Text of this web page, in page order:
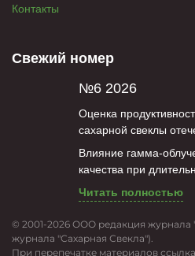
Контакты
Свежий номер
№6 2026
Оценка
сахарной свеклы
Влияние гамма-
качества при
Читать полностью
© 2001-2026 ООО редакция журнала
журнала "Сахарная Свекла").
При перепечатке материалов